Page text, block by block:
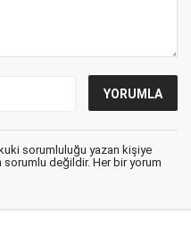
sorumluluğu yazan kişiye
sorumlu değildir. Her bir yorum